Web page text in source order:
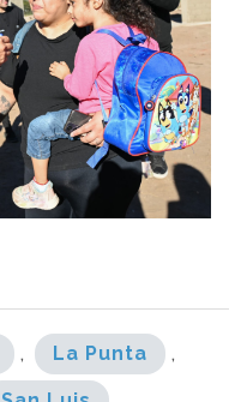
, La Punta ,